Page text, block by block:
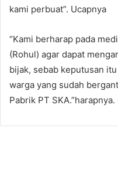
kami perbuat”. Ucapnya
“Kami berharap pada
(Rohul) agar dapat
bijak, sebab keputusan
warga yang sudah
Pabrik PT SKA.”harapnya.